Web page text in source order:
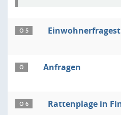
Ö 5
Ö Anfragen
Ö 6 Rattenplage in